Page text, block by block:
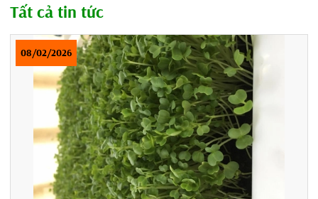
Tất cả tin tức
08/02/2026